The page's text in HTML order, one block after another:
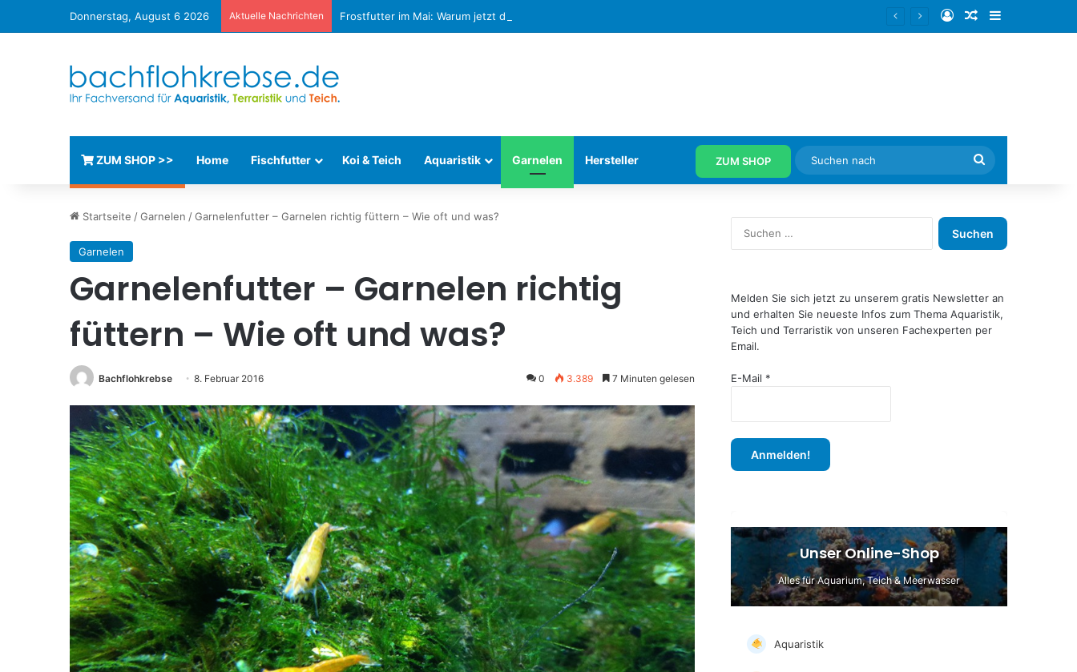
Donnerstag, August 6 2026 Aktuelle Nachrichten Frostfutter im Mai: Warum jetzt die wichtigste Fütterungsphase im Aquarium beginnt AnmeldenZufälliger
ZUM SHOP >> Home Fischfutter Koi & Teich Aquaristik Garnelen Hersteller ZUM SHOP
Suchen
nach
Startseite /Garnelen /Garnelenfutter – Garnelen richtig füttern – Wie oft und was?
Garnelen
Garnelenfutter – Garnelen richtig
füttern – Wie oft und was?
Bachflohkrebse 8. Februar 2016 0 3.389 7 Minuten gelesen
S
u
e
n
Melden Sie sich jetzt zu unserem gratis Newsletter an
und erhalten Sie neueste Infos zum Thema Aquaristik,
Teich und Terraristik von unseren Fachexperten per
Email.
E-Mail *
Unser Online-Shop
Alles für Aquarium, Teich & Meerwasser
Aquaristik